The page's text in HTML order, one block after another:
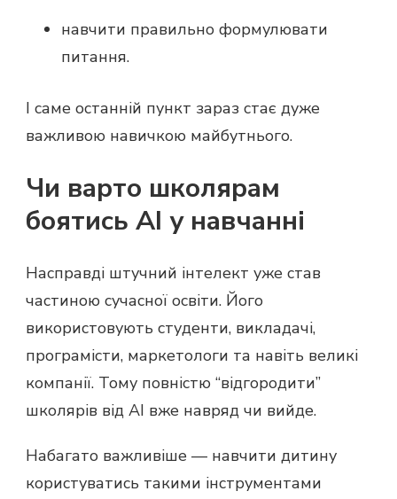
навчити правильно формулювати
питання.
І саме останній пункт зараз стає дуже
важливою навичкою майбутнього.
Чи варто школярам
боятись AI у навчанні
Насправді штучний інтелект уже став
частиною сучасної освіти. Його
використовують студенти, викладачі,
програмісти, маркетологи та навіть великі
компанії. Тому повністю “відгородити”
школярів від AI вже навряд чи вийде.
Набагато важливіше — навчити дитину
користуватись такими інструментами